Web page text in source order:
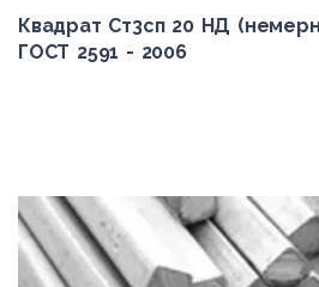
Квадрат Ст3сп 20 НД
ГОСТ 2591 - 2006